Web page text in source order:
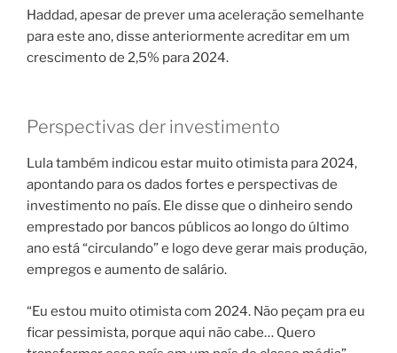
Haddad, apesar de prever uma aceleração semelhante
para este ano, disse anteriormente acreditar em um
crescimento de 2,5% para 2024.
Perspectivas der investimento
Lula também indicou estar muito otimista para 2024,
apontando para os dados fortes e perspectivas de
investimento no país. Ele disse que o dinheiro sendo
emprestado por bancos públicos ao longo do último
ano está “circulando” e logo deve gerar mais produção,
empregos e aumento de salário.
“Eu estou muito otimista com 2024. Não peçam pra eu
ficar pessimista, porque aqui não cabe… Quero